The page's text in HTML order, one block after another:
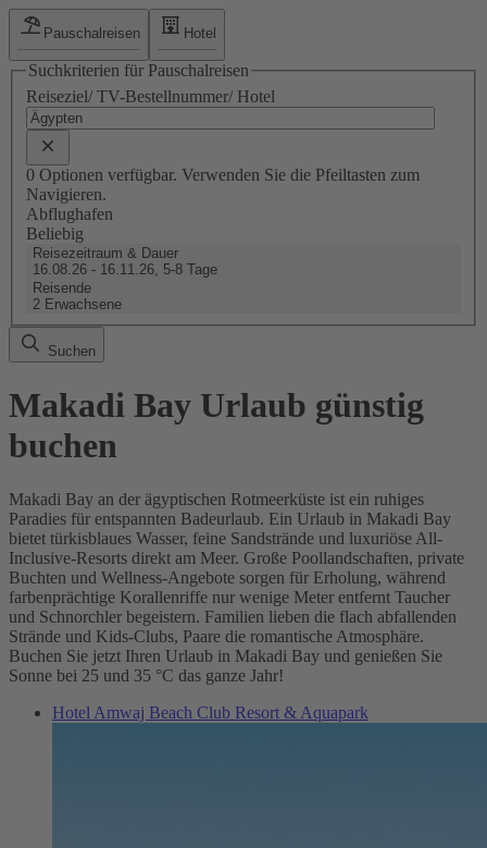
Pauschalreisen Hotel
Suchkriterien für Pauschalreisen
Reiseziel/ TV-Bestellnummer/ Hotel
0 Optionen verfügbar. Verwenden Sie die Pfeiltasten zum
Navigieren.
Abflughafen
Beliebig
Reisezeitraum & Dauer
16.08.26 - 16.11.26, 5-8 Tage
Reisende
2 Erwachsene
Suchen
Makadi Bay Urlaub günstig
buchen
Makadi Bay an der ägyptischen Rotmeerküste ist ein ruhiges
Paradies für entspannten Badeurlaub. Ein Urlaub in Makadi Bay
bietet türkisblaues Wasser, feine Sandstrände und luxuriöse All-
Inclusive-Resorts direkt am Meer. Große Poollandschaften, private
Buchten und Wellness-Angebote sorgen für Erholung, während
farbenprächtige Korallenriffe nur wenige Meter entfernt Taucher
und Schnorchler begeistern. Familien lieben die flach abfallenden
Strände und Kids-Clubs, Paare die romantische Atmosphäre.
Buchen Sie jetzt Ihren Urlaub in Makadi Bay und genießen Sie
Sonne bei 25 und 35 °C das ganze Jahr!
Hotel Amwaj Beach Club Resort & Aquapark